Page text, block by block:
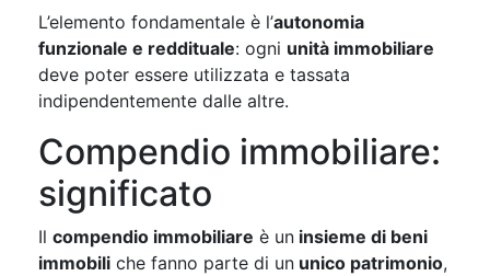
L’elemento fondamentale è l’autonomia
funzionale e reddituale: ogni unità immobiliare
deve poter essere utilizzata e tassata
indipendentemente dalle altre.
Compendio immobiliare:
significato
Il compendio immobiliare è un insieme di beni
immobili che fanno parte di un unico patrimonio,